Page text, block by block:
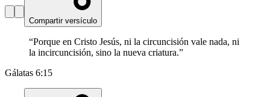
Compartir versículo
“Porque en Cristo Jesús, ni la circuncisión vale nada, ni
la incircuncisión, sino la nueva criatura.”
Gálatas 6:15